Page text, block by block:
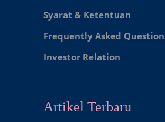
Syarat & Ketentuan
Frequently Asked Question
Investor Relation
Artikel Terbaru